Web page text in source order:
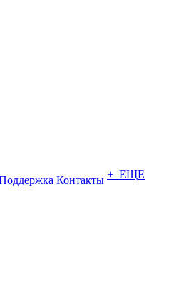
Контакты + ЕЩЕ